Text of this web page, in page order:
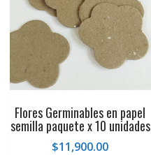
Flores Germinables en papel
semilla paquete x 10 unidades
$11,900.00